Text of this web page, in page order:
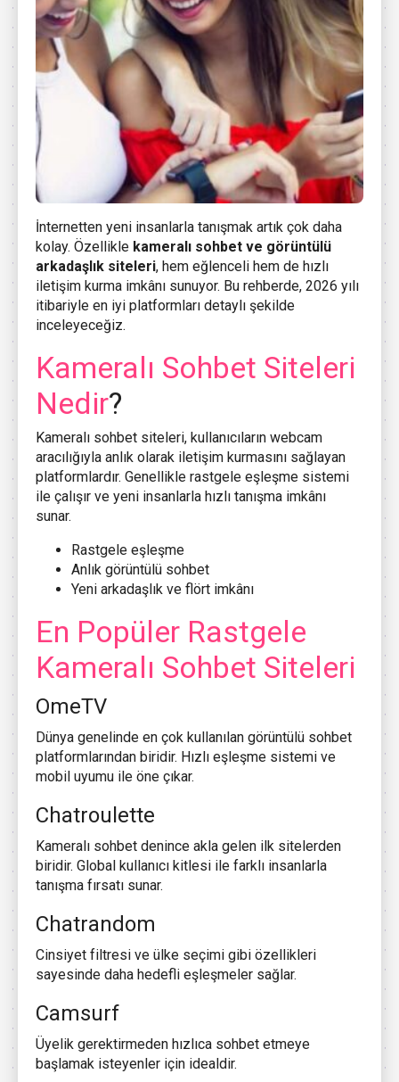
İnternetten yeni insanlarla tanışmak artık çok daha
kolay. Özellikle kameralı sohbet ve görüntülü
arkadaşlık siteleri, hem eğlenceli hem de hızlı
iletişim kurma imkânı sunuyor. Bu rehberde, 2026 yılı
itibariyle en iyi platformları detaylı şekilde
inceleyeceğiz.
Kameralı Sohbet Siteleri
Nedir?
Kameralı sohbet siteleri, kullanıcıların webcam
aracılığıyla anlık olarak iletişim kurmasını sağlayan
platformlardır. Genellikle rastgele eşleşme sistemi
ile çalışır ve yeni insanlarla hızlı tanışma imkânı
sunar.
Rastgele eşleşme
Anlık görüntülü sohbet
Yeni arkadaşlık ve flört imkânı
En Popüler Rastgele
Kameralı Sohbet Siteleri
OmeTV
Dünya genelinde en çok kullanılan görüntülü sohbet
platformlarından biridir. Hızlı eşleşme sistemi ve
mobil uyumu ile öne çıkar.
Chatroulette
Kameralı sohbet denince akla gelen ilk sitelerden
biridir. Global kullanıcı kitlesi ile farklı insanlarla
tanışma fırsatı sunar.
Chatrandom
Cinsiyet filtresi ve ülke seçimi gibi özellikleri
sayesinde daha hedefli eşleşmeler sağlar.
Camsurf
Üyelik gerektirmeden hızlıca sohbet etmeye
başlamak isteyenler için idealdir.